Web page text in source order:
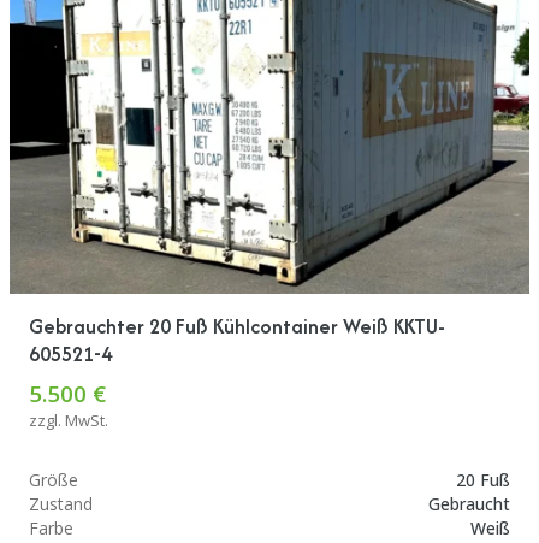
Gebrauchter 20 Fuß Kühlcontainer Weiß KKTU-
605521-4
5.500 €
zzgl. MwSt.
Größe
20 Fuß
Zustand
Gebraucht
Farbe
Weiß